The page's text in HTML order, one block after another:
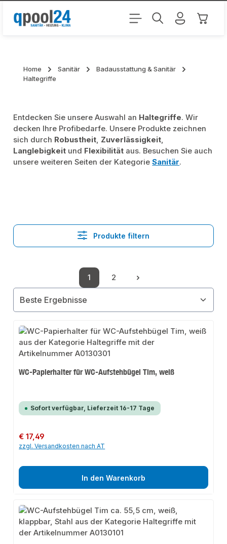
Zum Hauptinhalt springen
Home Sanitär
Badausstattung & Sanitär
Haltegriffe
Entdecken Sie unsere Auswahl an Haltegriffe. Wir
decken Ihre Profibedarfe. Unsere Produkte zeichnen
sich durch Robustheit, Zuverlässigkeit,
Langlebigkeit und Flexibilität aus. Besuchen Sie auch
unsere weiteren Seiten der KategorieSanitär.
Produkte filtern
Seite
1
Seite
2
WC-Papierhalter für WC-Aufstehbügel Tim, weiß
Sofort verfügbar, Lieferzeit 16-17 Tage
Regulärer Preis:
€ 17,49
zzgl. Versandkosten nach AT
In den Warenkorb